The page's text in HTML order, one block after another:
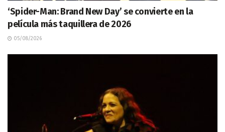
‘Spider-Man: Brand New Day’ se convierte en la
película más taquillera de 2026
05/08/2026